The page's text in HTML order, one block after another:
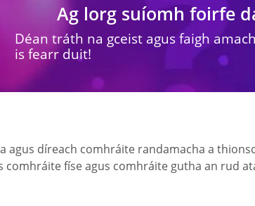
Ag lorg suíomh foirfe
Déan tráth na gceist agus faigh
is fearr duit!
agus díreach comhráite randamacha a
comhráite físe agus comhráite gutha an rud